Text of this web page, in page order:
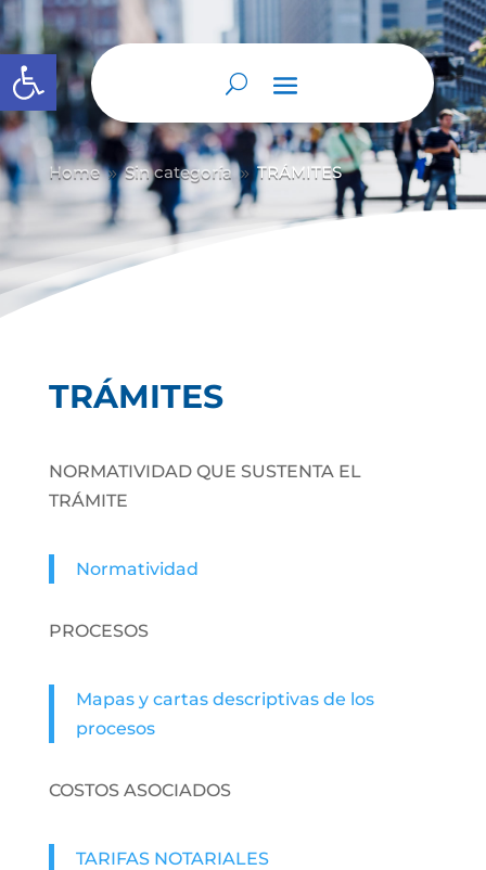
Abrir barra de herramientas
Home 9 Sin categoría 9 TRÁMITES
TRÁMITES
NORMATIVIDAD QUE SUSTENTA EL
TRÁMITE
Normatividad
PROCESOS
Mapas y cartas descriptivas de los
procesos
COSTOS ASOCIADOS
TARIFAS NOTARIALES